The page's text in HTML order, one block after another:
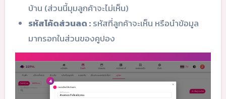
บ้าน (ส่วนนี้มุมลูกค้าจะไม่เห็น)
รหัสโค้ดส่วนลด :รหัสที่ลูกค้าจะเห็น หรือนำข้อมูล
มากรอกในส่วนของคูปอง